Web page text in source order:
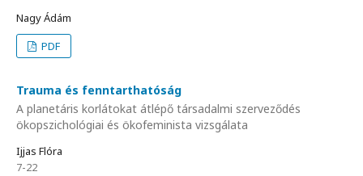
Nagy Ádám
PDF
Trauma és fenntarthatóság
A planetáris korlátokat átlépő társadalmi szerveződés
ökopszichológiai és ökofeminista vizsgálata
Ijjas Flóra
7-22